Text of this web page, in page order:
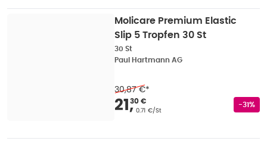
Molicare Premium Elastic
Slip 5 Tropfen 30 St
30 St
Paul Hartmann AG
30,87 €*
Verkaufspreis
21,
30 €
Grundpreis
0.71 €/St
-31%